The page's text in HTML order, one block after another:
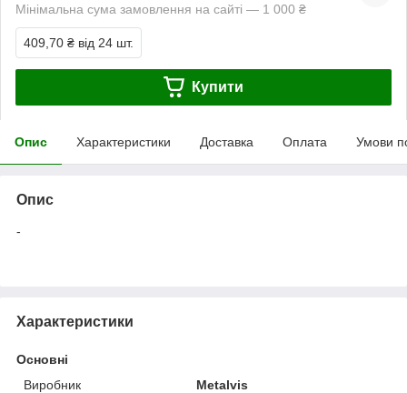
Мінімальна сума замовлення на сайті — 1 000 ₴
409,70 ₴ від 24 шт.
Купити
Опис Характеристики Доставка Оплата Умови
Опис
-
Характеристики
Основні
Виробник
Metalvis